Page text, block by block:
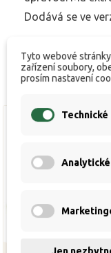
Dodává se ve
Tyto webové
zařízení soubory,
prosím nastavení